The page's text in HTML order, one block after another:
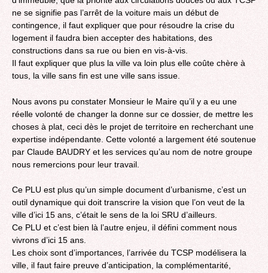
ne se signifie pas l’arrêt de la voiture mais un début de
contingence, il faut expliquer que pour résoudre la crise du
logement il faudra bien accepter des habitations, des
constructions dans sa rue ou bien en vis-à-vis.
Il faut expliquer que plus la ville va loin plus elle coûte chère à
tous, la ville sans fin est une ville sans issue.
Nous avons pu constater Monsieur le Maire qu’il y a eu une
réelle volonté de changer la donne sur ce dossier, de mettre les
choses à plat, ceci dès le projet de territoire en recherchant une
expertise indépendante. Cette volonté a largement été soutenue
par Claude BAUDRY et les services qu’au nom de notre groupe
nous remercions pour leur travail.
Ce PLU est plus qu’un simple document d’urbanisme, c’est un
outil dynamique qui doit transcrire la vision que l’on veut de la
ville d’ici 15 ans, c’était le sens de la loi SRU d’ailleurs.
Ce PLU et c’est bien là l’autre enjeu, il défini comment nous
vivrons d’ici 15 ans.
Les choix sont d’importances, l’arrivée du TCSP modélisera la
ville, il faut faire preuve d’anticipation, la complémentarité,